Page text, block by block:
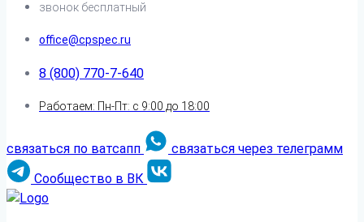
звонок бесплатный
office@cpspec.ru
8 (800) 770-7-640
Работаем: Пн-Пт: с 9:00 до 18:00
связаться по ватсапп
связаться через телеграмм
Сообщество в ВК